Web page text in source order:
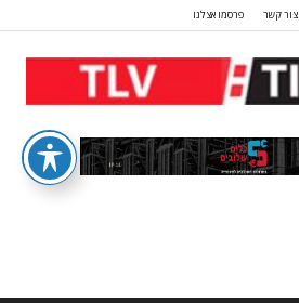
צור קשר פרסמו אצלנו